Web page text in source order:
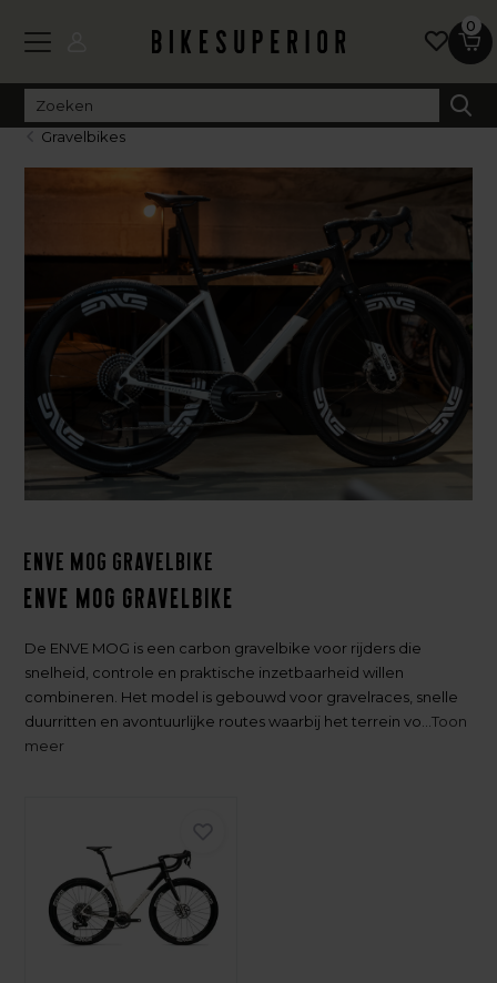
0
Gravelbikes
ENVE MOG gravelbike
ENVE MOG gravelbike
De ENVE MOG is een carbon gravelbike voor rijders die
snelheid, controle en praktische inzetbaarheid willen
combineren. Het model is gebouwd voor gravelraces, snelle
duurritten en avontuurlijke routes waarbij het terrein vo...Toon
meer